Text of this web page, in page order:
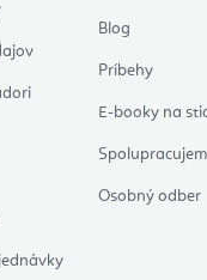
Blog
Príbehy
E-booky na
Osobný odber